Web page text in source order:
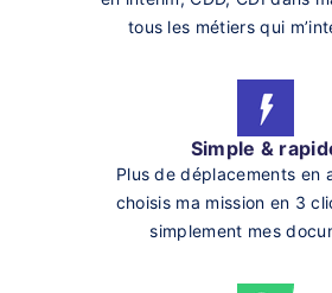
tous les métiers qui
Simple &
Plus de déplacements en
choisis ma mission en 3
simplement mes